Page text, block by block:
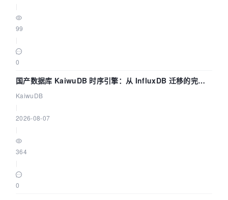
99
0
国产数据库 KaiwuDB 时序引擎：从 InfluxDB 迁移的完整
技术路径
KaiwuDB
2026-08-07
364
0